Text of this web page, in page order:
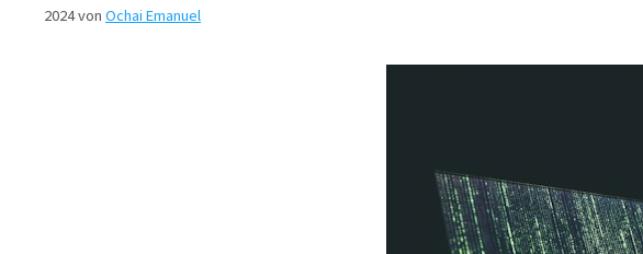
2024von Ochai Emanuel